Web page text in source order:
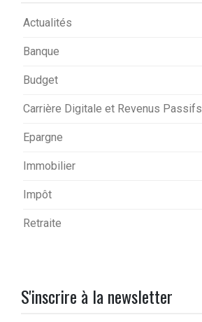
Actualités
Banque
Budget
Carrière Digitale et Revenus Passifs
Epargne
Immobilier
Impôt
Retraite
S'inscrire à la newsletter